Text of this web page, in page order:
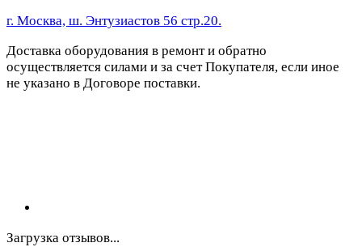
г. Москва, ш. Энтузиастов 56 стр.20.
Доставка оборудования в ремонт и обратно
осуществляется силами и за счет Покупателя, если иное
не указано в Договоре поставки.
Загрузка отзывов...